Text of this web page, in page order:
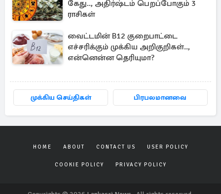
கேது.., அதிர்ஷ்டம் பெறப்போகும் 3
ராசிகள்
வைட்டமின் B12 குறைபாட்டை
எச்சரிக்கும் முக்கிய அறிகுறிகள்..,
என்னென்ன தெரியுமா?
முக்கிய செய்திகள் பிரபலமானவை
HOME ABOUT CONTACT US USER POLICY
COOKIE POLICY PRIVACY POLICY